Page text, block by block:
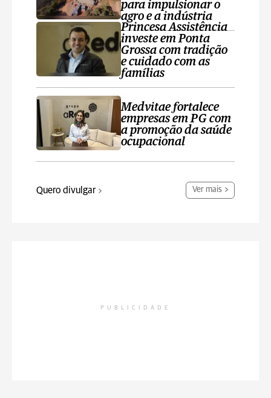
para impulsionar o
agro e a indústria
Princesa Assistência
investe em Ponta
Grossa com tradição
e cuidado com as
famílias
Medvitae fortalece
empresas em PG com
a promoção da saúde
ocupacional
Quero divulgar Ver mais
PUBLICIDADE